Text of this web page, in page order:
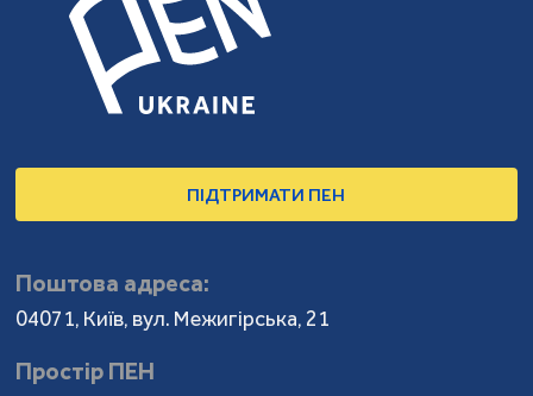
ПІДТРИМАТИ ПЕН
Поштова адреса:
04071, Київ, вул. Межигірська, 21
Простір ПЕН